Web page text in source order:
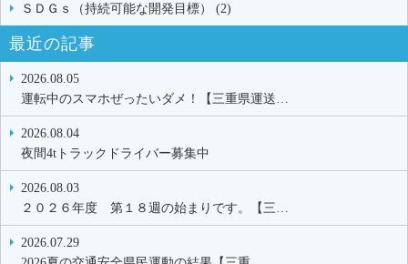
ＳＤＧｓ（持続可能な開発目標） (2)
最近の記事
2026.08.05
運転中のスマホぜったいダメ！【三重県運送…
2026.08.04
夜間4tトラックドライバー募集中
2026.08.03
２０２６年度 第１８週の始まりです。【三…
2026.07.29